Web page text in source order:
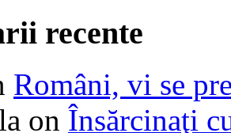
recente
Români, vi se
on Însărcinaţi